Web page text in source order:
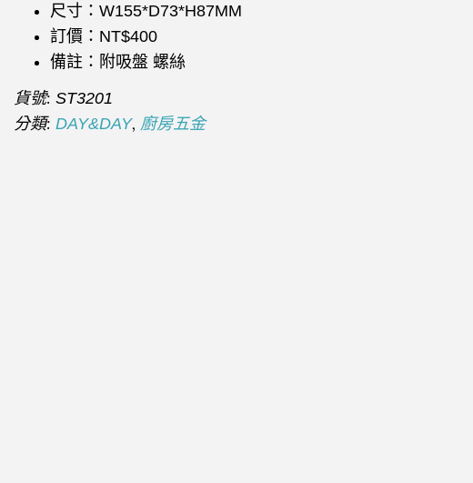
尺寸：W155*D73*H87MM
訂價：NT$400
備註：附吸盤 螺絲
貨號: ST3201
分類: DAY&DAY, 廚房五金